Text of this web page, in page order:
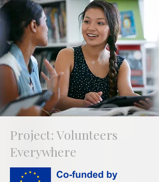
Project: Volunteers
Everywhere